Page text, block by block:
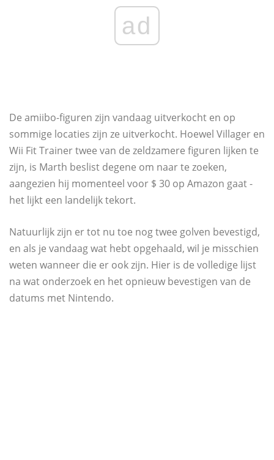
ad
De amiibo-figuren zijn vandaag uitverkocht en op
sommige locaties zijn ze uitverkocht. Hoewel Villager en
Wii Fit Trainer twee van de zeldzamere figuren lijken te
zijn, is Marth beslist degene om naar te zoeken,
aangezien hij momenteel voor $ 30 op Amazon gaat -
het lijkt een landelijk tekort.
Natuurlijk zijn er tot nu toe nog twee golven bevestigd,
en als je vandaag wat hebt opgehaald, wil je misschien
weten wanneer die er ook zijn. Hier is de volledige lijst
na wat onderzoek en het opnieuw bevestigen van de
datums met Nintendo.